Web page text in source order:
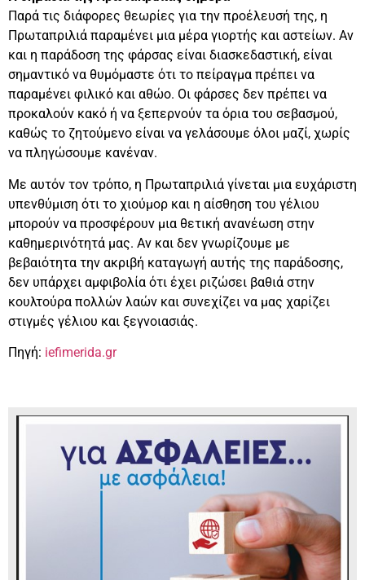
Παρά τις διάφορες θεωρίες για την προέλευσή της, η
Πρωταπριλιά παραμένει μια μέρα γιορτής και αστείων. Αν
και η παράδοση της φάρσας είναι διασκεδαστική, είναι
σημαντικό να θυμόμαστε ότι το πείραγμα πρέπει να
παραμένει φιλικό και αθώο. Οι φάρσες δεν πρέπει να
προκαλούν κακό ή να ξεπερνούν τα όρια του σεβασμού,
καθώς το ζητούμενο είναι να γελάσουμε όλοι μαζί, χωρίς
να πληγώσουμε κανέναν.
Με αυτόν τον τρόπο, η Πρωταπριλιά γίνεται μια ευχάριστη
υπενθύμιση ότι το χιούμορ και η αίσθηση του γέλιου
μπορούν να προσφέρουν μια θετική ανανέωση στην
καθημερινότητά μας. Αν και δεν γνωρίζουμε με
βεβαιότητα την ακριβή καταγωγή αυτής της παράδοσης,
δεν υπάρχει αμφιβολία ότι έχει ριζώσει βαθιά στην
κουλτούρα πολλών λαών και συνεχίζει να μας χαρίζει
στιγμές γέλιου και ξεγνοιασιάς.
Πηγή: iefimerida.gr